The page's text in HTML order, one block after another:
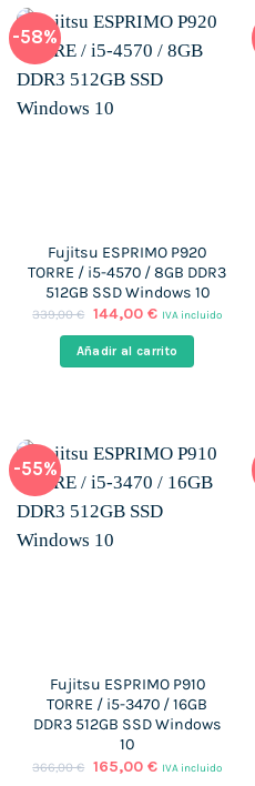
-58%
Fujitsu ESPRIMO P920
TORRE / i5-4570 / 8GB DDR3
512GB SSD Windows 10
339,00€ El
original
era:
144,00 €El
actual
es:
IVA incluido
Añadir al carrito
-55%
Fujitsu ESPRIMO P910
TORRE / i5-3470 / 16GB
DDR3 512GB SSD Windows
10
366,00€ El
165,00 €ElIVA incluido